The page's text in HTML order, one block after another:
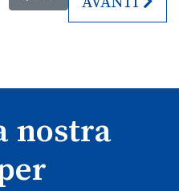
nostra